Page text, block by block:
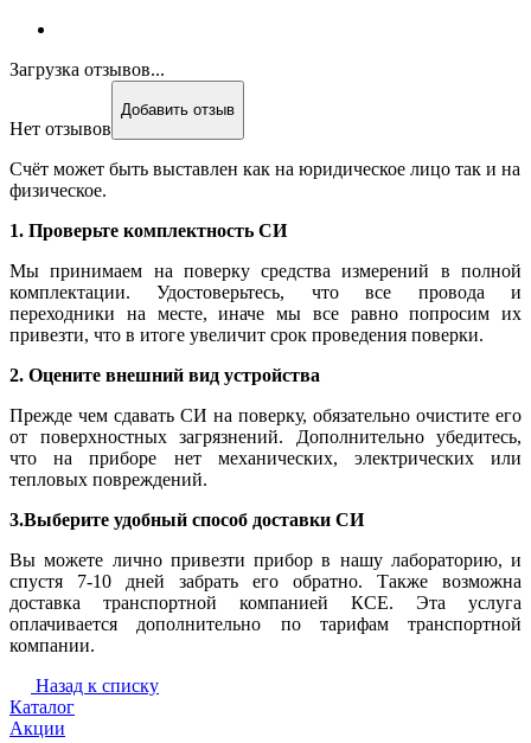
Загрузка отзывов...
Нет отзывов
Добавить отзыв
Счёт может быть выставлен как на юридическое лицо так и на
физическое.
1. Проверьте комплектность СИ
Мы принимаем на поверку средства измерений в полной
комплектации. Удостоверьтесь, что все провода и
переходники на месте, иначе мы все равно попросим их
привезти, что в итоге увеличит срок проведения поверки.
2. Оцените внешний вид устройства
Прежде чем сдавать СИ на поверку, обязательно очистите его
от поверхностных загрязнений. Дополнительно убедитесь,
что на приборе нет механических, электрических или
тепловых повреждений.
3.Выберите удобный способ доставки СИ
Вы можете лично привезти прибор в нашу лабораторию, и
спустя 7-10 дней забрать его обратно. Также возможна
доставка транспортной компанией КСЕ. Эта услуга
оплачивается дополнительно по тарифам транспортной
компании.
Назад к списку
Каталог
Акции